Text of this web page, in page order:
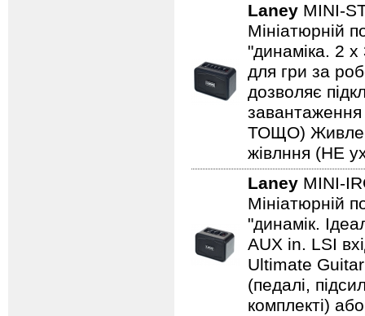
Laney MINI-
Мініатюрній
"динаміка. 2
для гри за
дозволяє
завантаження
ТОЩО)
жівлння (НЕ
Laney MINI-
Мініатюрній
"динамік.
AUX in. LSI
Ultimate Guitar
(педалі,
комплекті)